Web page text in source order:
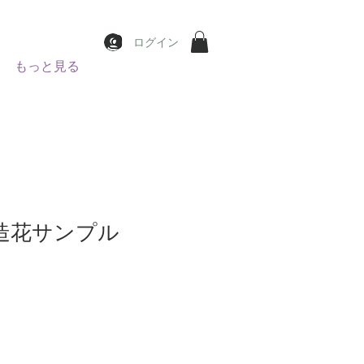
もっと見る
ログイン
サンプル